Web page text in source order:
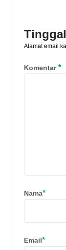
Alamat email
Komentar*
Nama*
Email*